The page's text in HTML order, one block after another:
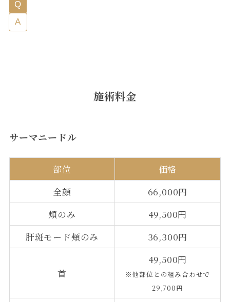
施術料金
サーマニードル
部位
価格
全顔
66,000円
頬のみ
49,500円
肝斑モード頬のみ
36,300円
首
49,500円
※他部位との組み合わせで
29,700円